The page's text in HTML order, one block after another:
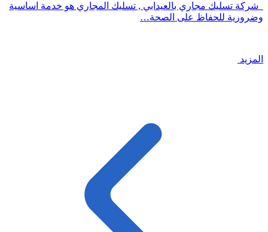
شركة تسليك مجاري بالعيدابي , تسليك المجاري هو خدمة اساسية
وضرورية للحفاظ على الصحة…
المزيد